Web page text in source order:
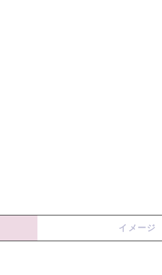
イメージ